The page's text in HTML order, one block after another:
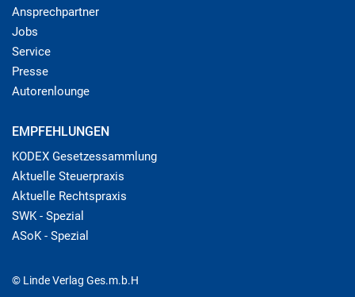
Ansprechpartner
Jobs
Service
Presse
Autorenlounge
EMPFEHLUNGEN
KODEX Gesetzessammlung
Aktuelle Steuerpraxis
Aktuelle Rechtspraxis
SWK - Spezial
ASoK - Spezial
© Linde Verlag Ges.m.b.H